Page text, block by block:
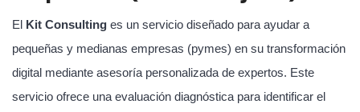
El Kit Consulting es un servicio diseñado para ayudar a
pequeñas y medianas empresas (pymes) en su transformación
digital mediante asesoría personalizada de expertos. Este
servicio ofrece una evaluación diagnóstica para identificar el